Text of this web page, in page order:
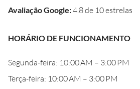
Avaliação Google:4.8 de 10 estrelas
HORÁRIO DE FUNCIONAMENTO
Segunda-feira: 10:00 AM – 3:00 PM
Terça-feira: 10:00 AM – 3:00 PM